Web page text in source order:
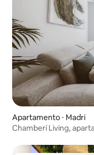
Apartamento ⋅ Madri
Chamberí Living,